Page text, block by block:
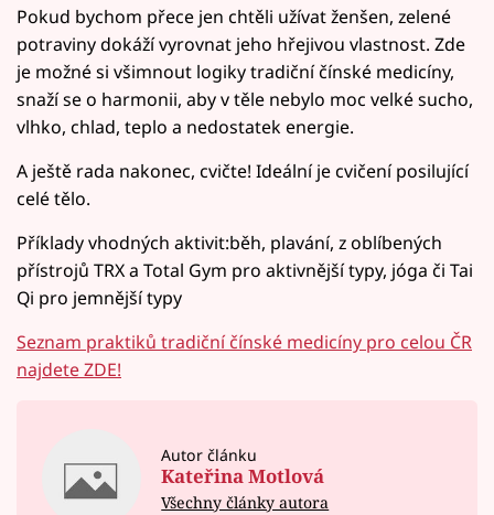
Pokud bychom přece jen chtěli užívat ženšen, zelené
potraviny dokáží vyrovnat jeho hřejivou vlastnost. Zde
je možné si všimnout logiky tradiční čínské medicíny,
snaží se o harmonii, aby v těle nebylo moc velké sucho,
vlhko, chlad, teplo a nedostatek energie.
A ještě rada nakonec, cvičte! Ideální je cvičení posilující
celé tělo.
Příklady vhodných aktivit:běh, plavání, z oblíbených
přístrojů TRX a Total Gym pro aktivnější typy, jóga či Tai
Qi pro jemnější typy
Seznam praktiků tradiční čínské medicíny pro celou ČR
najdete ZDE!
Autor článku
Kateřina Motlová
Všechny články autora